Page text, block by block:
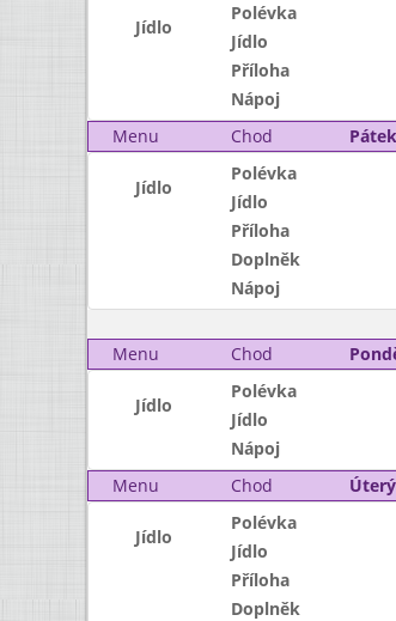
Jídlo
Polévka
Jídlo
Příloha
Nápoj
Menu
Chod
Jídlo
Polévka
Jídlo
Příloha
Doplněk
Nápoj
Menu
Chod
Jídlo
Polévka
Jídlo
Nápoj
Menu
Chod
Jídlo
Polévka
Jídlo
Příloha
Doplněk